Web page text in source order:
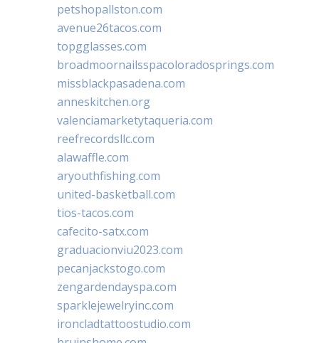
petshopallston.com
avenue26tacos.com
topgglasses.com
broadmoornailsspacoloradosprings.com
missblackpasadena.com
anneskitchen.org
valenciamarketytaqueria.com
reefrecordsllc.com
alawaffle.com
aryouthfishing.com
united-basketball.com
tios-tacos.com
cafecito-satx.com
graduacionviu2023.com
pecanjackstogo.com
zengardendayspa.com
sparklejewelryinc.com
ironcladtattoostudio.com